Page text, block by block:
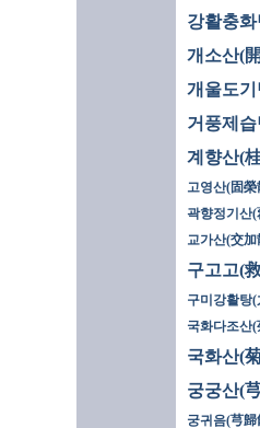
강활충
개소산(
개울도
거풍제
계향산(
고영산(固榮
곽향정기산
교가산(交
구고고(
구미강활탕
국화다조산
국화산(
궁궁산(
궁귀음(芎歸